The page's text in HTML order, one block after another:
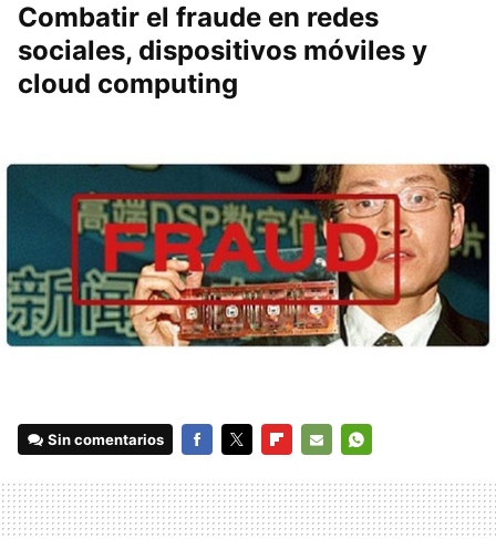
Combatir el fraude en redes
sociales, dispositivos móviles y
cloud computing
Sin comentarios
MAIL